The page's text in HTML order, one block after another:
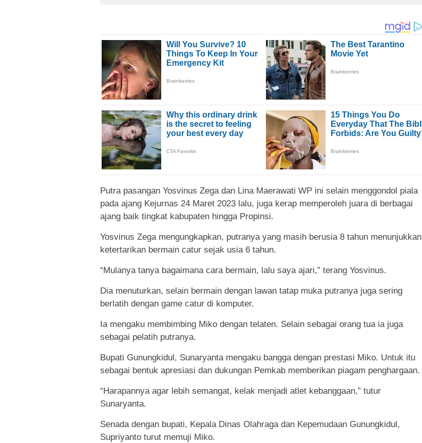
Putra pasangan Yosvinus Zega dan Lina Maerawati WP ini selain menggondol piala
pada ajang Kejurnas 24 Maret 2023 lalu, juga kerap memperoleh juara di berbagai
ajang baik tingkat kabupaten hingga Propinsi.
Yosvinus Zega mengungkapkan, putranya yang masih berusia 8 tahun menunjukkan
ketertarikan bermain catur sejak usia 6 tahun.
“Mulanya tanya bagaimana cara bermain, lalu saya ajari,” terang Yosvinus.
Dia menuturkan, selain bermain dengan lawan tatap muka putranya juga sering
berlatih dengan game catur di komputer.
Ia mengaku membimbing Miko dengan telaten. Selain sebagai orang tua ia juga
sebagai pelatih putranya.
Bupati Gunungkidul, Sunaryanta mengaku bangga dengan prestasi Miko. Untuk itu
sebagai bentuk apresiasi dan dukungan Pemkab memberikan piagam penghargaan.
“Harapannya agar lebih semangat, kelak menjadi atlet kebanggaan,” tutur
Sunaryanta.
Senada dengan bupati, Kepala Dinas Olahraga dan Kepemudaan Gunungkidul,
Supriyanto turut memuji Miko.